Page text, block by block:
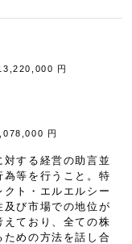
円
円
する経営の助言並
等を行うこと。特
ト・エルエルシー
及び市場での地位が
ており、全ての株
ための方法を話し合